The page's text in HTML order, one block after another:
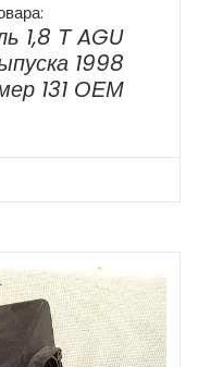
1,8 Т AGU
1998
131 ОЕМ